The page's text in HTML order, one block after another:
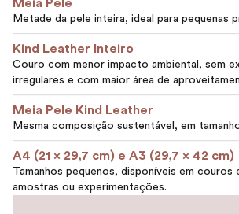
Meia Pele
Metade da pele inteira, ideal para pequenas
Kind Leather Inteiro
Couro com menor impacto ambiental, sem
irregulares e com maior área de
Meia Pele Kind Leather
Mesma composição sustentável, em
A4 (21 x 29,7 cm) e A3 (29,7 x 42 cm)
Tamanhos pequenos, disponíveis em couros
amostras ou experimentações.